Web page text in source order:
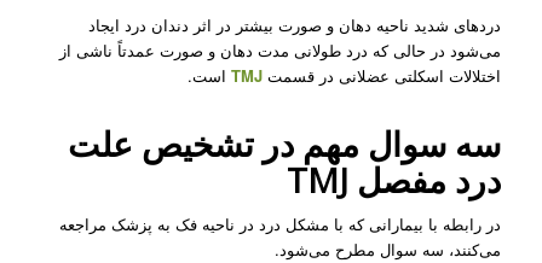
دردهای شدید ناحیه دهان و صورت بیشتر در اثر دندان درد ایجاد
می‌شود در حالی که درد طولانی مدت دهان و صورت عمدتاً ناشی از
اختلالات اسکلتی عضلانی در قسمت TMJاست.
سه سوال مهم در تشخیص علت
درد مفصل TMJ
در رابطه با بیمارانی که با مشکل درد در ناحیه فک به پزشک مراجعه
می‌کنند، سه سوال مطرح می‌شود.